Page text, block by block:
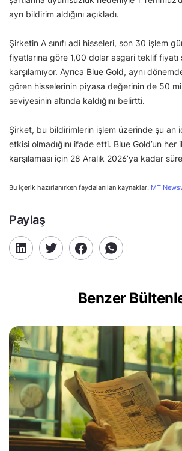
ayrı bildirim aldığını açıkladı.
Şirketin A sınıfı adi hisseleri, son 30 işlem
fiyatlarına göre 1,00 dolar asgari teklif fiyatı
karşılamıyor. Ayrıca Blue Gold, aynı
gören hisselerinin piyasa değerinin de 50
seviyesinin altında kaldığını belirtti.
Şirket, bu bildirimlerin işlem üzerinde şu an
etkisi olmadığını ifade etti. Blue Gold’un her
karşılaması için 28 Aralık 2026’ya kadar
Bu içerik hazırlanırken faydalanılan kaynaklar: MT
Paylaş
Benzer